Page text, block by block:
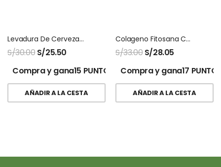
Levadura De Cerveza Ecuanatu X 300 Tabletas
S/30.00 S/25.50
Compra y gana15 PUNTOS!
AÑADIR A LA CESTA
Colageno Fitosana Camu Camu
S/33.00 S/28.05
Compra y gana17
AÑADIR A LA CESTA